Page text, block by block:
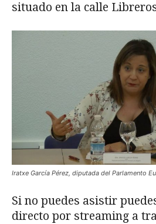
situado en la calle
Iratxe García Pérez, diputada del Parlamento
Si no puedes asistir
directo por streaming a